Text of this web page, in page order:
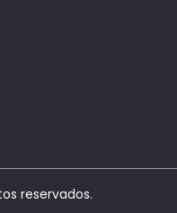
reservados.